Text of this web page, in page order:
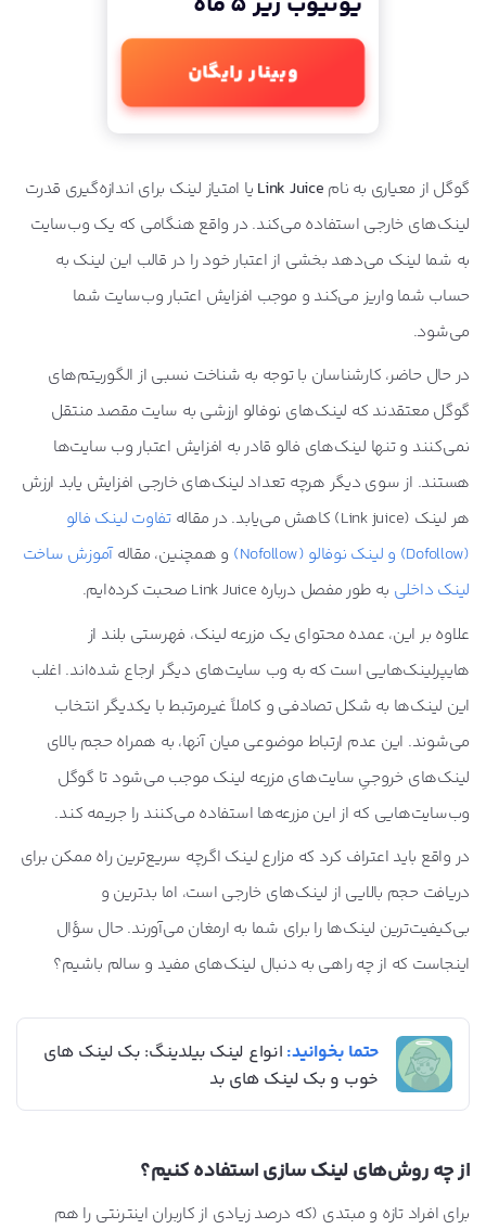
وبینار رایگان
گوگل از معیاری به نام Link Juice یا امتیاز لینک برای اندازه‌گیری قدرت
لینک‌های خارجی استفاده می‌کند. در واقع هنگامی که یک وب‌سایت
به شما لینک می‌دهد بخشی از اعتبار خود را در قالب این لینک به
حساب شما واریز می‌کند و موجب افزایش اعتبار وب‌سایت شما
می‌شود.
در حال حاضر، کارشناسان با توجه به شناخت نسبی از الگوریتم‌های
گوگل معتقدند که لینک‌های نوفالو ارزشی به سایت مقصد منتقل
نمی‌کنند و تنها لینک‌های فالو قادر به افزایش اعتبار وب سایت‌ها
هستند. از سوی دیگر هرچه تعداد لینک‌های خارجی افزایش یابد ارزش
هر لینک (Link juice) کاهش می‌یابد. در مقاله
تفاوت لینک فالو
(Dofollow) و لینک نوفالو (Nofollow)
و همچنین، مقالهآموزش ساخت
لینک داخلی به طور مفصل درباره Link Juice صحبت کرده‌ایم.
علاوه بر این، عمده محتوای یک مزرعه لینک، فهرستی بلند از
هایپرلینک‌هایی است که به وب سایت‌های دیگر ارجاع شده‌اند. اغلب
این لینک‌ها به شکل تصادفی و کاملاً غیرمرتبط با یکدیگر انتخاب
می‌شوند. این عدم ارتباط موضوعی میان آنها، به همراه حجم بالای
لینک‌های خروجیِ سایت‌های مزرعه لینک موجب می‌شود تا گوگل
وب‌سایت‌هایی که از این مزرعه‌ها استفاده می‌کنند را جریمه کند.
در واقع باید اعتراف کرد که مزارع لینک اگرچه سریع‌ترین راه ممکن برای
دریافت حجم بالایی از لینک‌های خارجی است، اما بدترین و
بی‌کیفیت‌ترین لینک‌ها را برای شما به ارمغان می‌آورند. حال سؤال
اینجاست که از چه راهی به دنبال لینک‌های مفید و سالم باشیم؟
حتما بخوانید: انواع لینک بیلدینگ: بک لینک های
خوب و بک لینک های بد
از چه روش‌های لینک سازی استفاده کنیم؟
برای افراد تازه و مبتدی (که درصد زیادی از کاربران اینترنتی را هم